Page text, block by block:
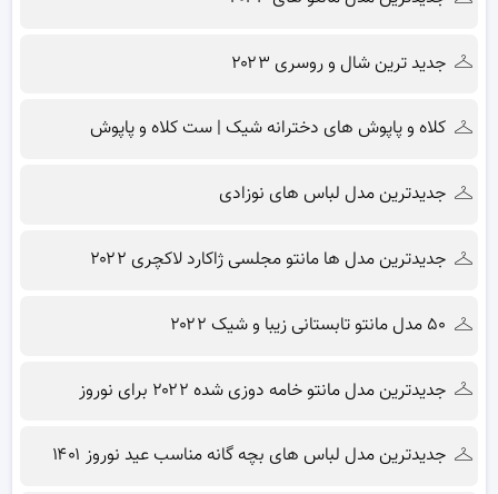
جدید ترین شال و روسری ۲۰۲۳
کلاه و پاپوش های دخترانه شیک | ست کلاه و پاپوش
جدیدترین مدل لباس های نوزادی
جدیدترین مدل ها مانتو مجلسی ژاکارد لاکچری ۲۰۲۲
۵۰ مدل مانتو تابستانی زیبا و شیک ۲۰۲۲
جدیدترین مدل مانتو خامه دوزی شده ۲۰۲۲ برای نوروز
جدیدترین مدل لباس های بچه گانه مناسب عید نوروز ۱۴۰۱